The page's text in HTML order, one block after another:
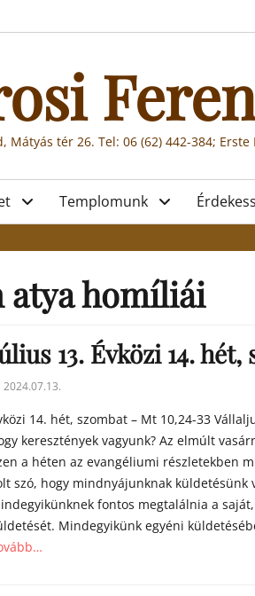
Mátyás tér 26. Tel: 06 (62) 442-384;
Templomunk
atya homíliái
13. Évközi 14.
2024.07.13.
14. hét, szombat – Mt 10,24-33
keresztények vagyunk? Az elmúlt
a héten az evangéliumi részletekben
szó, hogy mindnyájunknak küldetésünk
fontos megtalálnia a
Mindegyikünk egyéni